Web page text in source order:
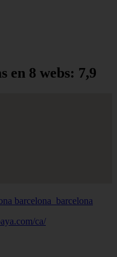
en 8 webs: 7,9
barcelona_barcelona
ca/